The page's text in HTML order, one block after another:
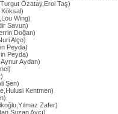
Özatay,Erol Taş)
Köksal)
Wing)
Savun)
Doğan)
Alço)
Peyda)
Peyda)
Aydan)
Şen)
Kentmen)
Zafer)
Avcı)